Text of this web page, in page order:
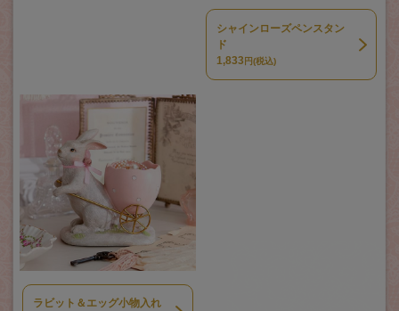
シャインローズペンスタン
ド
1,833 円(税込)
ラビット＆エッグ小物入れ